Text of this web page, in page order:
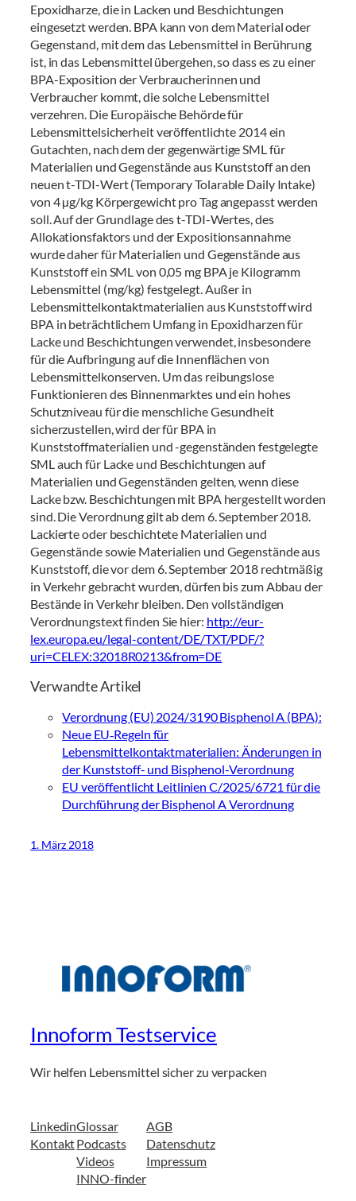
Epoxidharze, die in Lacken und Beschichtungen
eingesetzt werden. BPA kann von dem Material oder
Gegenstand, mit dem das Lebensmittel in Berührung
ist, in das Lebensmittel übergehen, so dass es zu einer
BPA-Exposition der Verbraucherinnen und
Verbraucher kommt, die solche Lebensmittel
verzehren. Die Europäische Behörde für
Lebensmittelsicherheit veröffentlichte 2014 ein
Gutachten, nach dem der gegenwärtige SML für
Materialien und Gegenstände aus Kunststoff an den
neuen t-TDI-Wert (Temporary Tolarable Daily Intake)
von 4 µg/kg Körpergewicht pro Tag angepasst werden
soll. Auf der Grundlage des t-TDI-Wertes, des
Allokationsfaktors und der Expositionsannahme
wurde daher für Materialien und Gegenstände aus
Kunststoff ein SML von 0,05 mg BPA je Kilogramm
Lebensmittel (mg/kg) festgelegt. Außer in
Lebensmittelkontaktmaterialien aus Kunststoff wird
BPA in beträchtlichem Umfang in Epoxidharzen für
Lacke und Beschichtungen verwendet, insbesondere
für die Aufbringung auf die Innenflächen von
Lebensmittelkonserven. Um das reibungslose
Funktionieren des Binnenmarktes und ein hohes
Schutzniveau für die menschliche Gesundheit
sicherzustellen, wird der für BPA in
Kunststoffmaterialien und -gegenständen festgelegte
SML auch für Lacke und Beschichtungen auf
Materialien und Gegenständen gelten, wenn diese
Lacke bzw. Beschichtungen mit BPA hergestellt worden
sind. Die Verordnung gilt ab dem 6. September 2018.
Lackierte oder beschichtete Materialien und
Gegenstände sowie Materialien und Gegenstände aus
Kunststoff, die vor dem 6. September 2018 rechtmäßig
in Verkehr gebracht wurden, dürfen bis zum Abbau der
Bestände in Verkehr bleiben. Den vollständigen
Verordnungstext finden Sie hier: http://eur-
lex.europa.eu/legal-content/DE/TXT/PDF/?
uri=CELEX:32018R0213&from=DE
Verwandte Artikel
Verordnung (EU) 2024/3190 Bisphenol A (BPA):
Neue EU‑Regeln für
Lebensmittelkontaktmaterialien: Änderungen in
der Kunststoff- und Bisphenol-Verordnung
EU veröffentlicht Leitlinien C/2025/6721 für die
Durchführung der Bisphenol A Verordnung
1. März 2018
Innoform Testservice
Wir helfen Lebensmittel sicher zu verpacken
Linkedin
Kontakt
Glossar
Podcasts
Videos
INNO-finder
AGB
Datenschutz
Impressum